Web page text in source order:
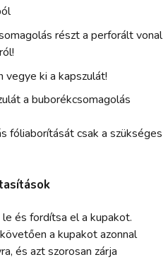
részt a perforált vonal
ki a kapszulát!
a buborékcsomagolás
fóliaborítását csak a szükséges
és fordítsa el a kupakot.
a kupakot azonnal
és azt szorosan zárja